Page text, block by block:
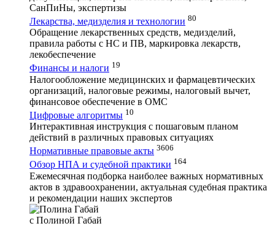
СанПиНы, экспертизы
Лекарства, медизделия и технологии 80
Обращение лекарственных средств, медизделий,
правила работы с НС и ПВ, маркировка лекарств,
лекобеспечение
Финансы и налоги 19
Налогообложение медицинских и фармацевтических
организаций, налоговые режимы, налоговый вычет,
финансовое обеспечение в ОМС
Цифровые алгоритмы 10
Интерактивная инструкция с пошаговым планом
действий в различных правовых ситуациях
Нормативные правовые акты 3606
Обзор НПА и судебной практики 164
Ежемесячная подборка наиболее важных нормативных
актов в здравоохранении, актуальная судебная практика
и рекомендации наших экспертов
с Полиной Габай